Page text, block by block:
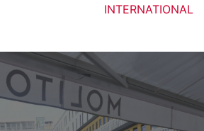
INTERNATIONAL